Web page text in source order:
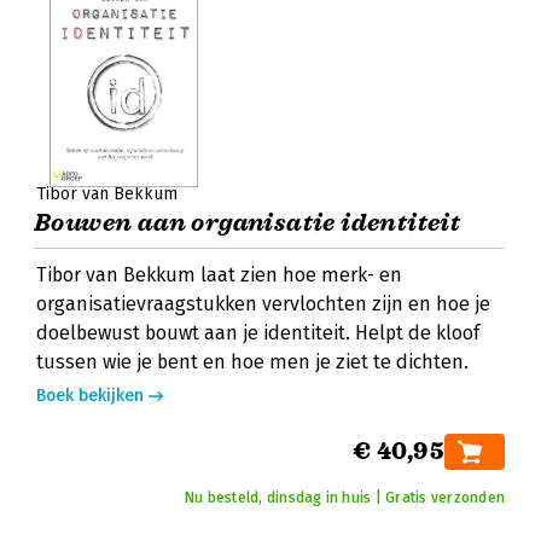
Tibor van Bekkum
Bouwen aan organisatie identiteit
Tibor van Bekkum laat zien hoe merk- en
organisatievraagstukken vervlochten zijn en hoe je
doelbewust bouwt aan je identiteit. Helpt de kloof
tussen wie je bent en hoe men je ziet te dichten.
Boek bekijken
€ 40,95
Nu besteld, dinsdag in huis | Gratis verzonden